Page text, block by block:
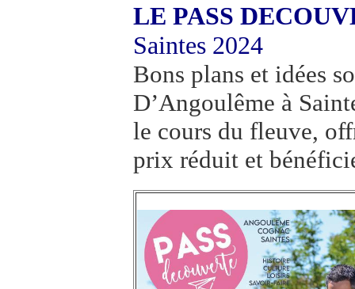
LE PASS
Saintes 2024
Bons plans et idées
D’Angoulême à
le cours du fleuve,
prix réduit et